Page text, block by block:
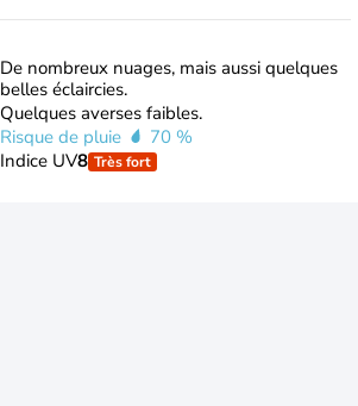
De nombreux nuages, mais aussi quelques
belles éclaircies.
Quelques averses faibles.
Risque de pluie
70 %
Indice UV8 Très fort